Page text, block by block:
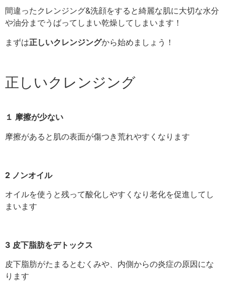
間違ったクレンジング&洗顔をすると綺麗な肌に大切な水分
や油分までうばってしまい乾燥してしまいます！
まずは正しいクレンジングから始めましょう！
正しいクレンジング
１ 摩擦が少ない
摩擦があると肌の表面が傷つき荒れやすくなります
2 ノンオイル
オイルを使うと残って酸化しやすくなり老化を促進してし
まいます
3 皮下脂肪をデトックス
皮下脂肪がたまるとむくみや、内側からの炎症の原因にな
ります